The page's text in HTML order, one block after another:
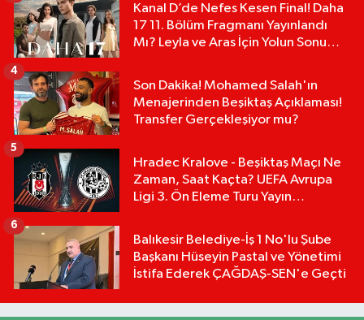
Kanal D’de Nefes Kesen Final! Daha
17 11. Bölüm Fragmanı Yayınlandı
Mı? Leyla ve Aras İçin Yolun Sonu
Son Dakika! Mohamed Salah'ın
Menajerinden Beşiktaş Açıklaması!
Transfer Gerçekleşiyor mu?
4
Hradec Kralove - Beşiktaş Maçı Ne
Zaman, Saat Kaçta? UEFA Avrupa
Ligi 3. Ön Eleme Turu Yayın
5
Balıkesir Belediye-İş 1 No'lu Şube
Başkanı Hüseyin Pastal ve Yönetimi
İstifa Ederek ÇAĞDAŞ-SEN'e Geçti
6